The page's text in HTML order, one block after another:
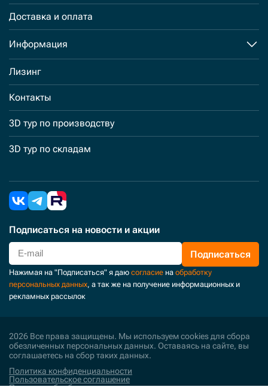
Доставка и оплата
Информация
Лизинг
Контакты
3D тур по производству
3D тур по складам
Подписаться на новости и акции
Подписаться
Нажимая на "Подписаться" я даю согласие на обработку
персональных данных, а так же на получение информационных и
рекламных рассылок
2026 Все права защищены. Мы используем cookies для сбора
обезличенных персональных данных. Оставаясь на сайте, вы
соглашаетесь на сбор таких данных.
Политика конфиденциальности
Пользовательское соглашение
Политика обработки персональных данных